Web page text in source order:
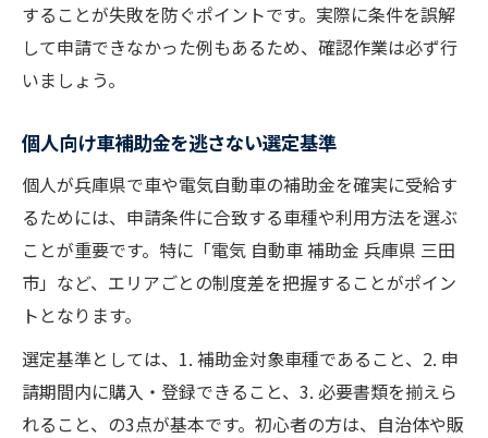
することが失敗を防ぐポイントです。実際に条件を誤解
して申請できなかった例もあるため、確認作業は必ず行
いましょう。
個人向け車補助金を逃さない選定基準
個人が兵庫県で車や電気自動車の補助金を確実に受給す
るためには、申請条件に合致する車種や利用方法を選ぶ
ことが重要です。特に「電気 自動車 補助金 兵庫県 三田
市」など、エリアごとの制度差を把握することがポイン
トとなります。
選定基準としては、1. 補助金対象車種であること、2. 申
請期間内に購入・登録できること、3. 必要書類を揃えら
れること、の3点が基本です。初心者の方は、自治体や販